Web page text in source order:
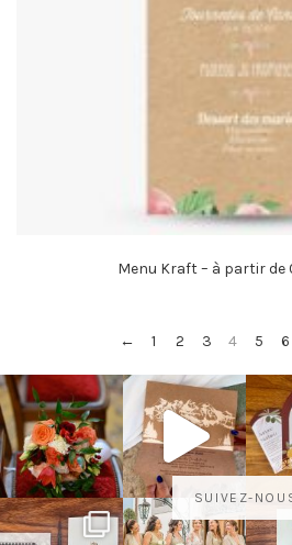
Menu Kraft – à partir de
← 1 2 3 4 5 6
SUIVEZ-